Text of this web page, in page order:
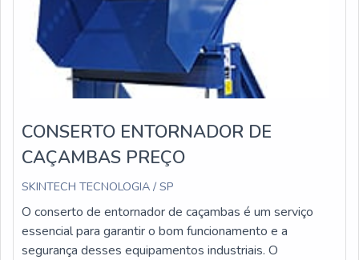
CONSERTO ENTORNADOR DE
CAÇAMBAS PREÇO
SKINTECH TECNOLOGIA / SP
O conserto de entornador de caçambas é um serviço
essencial para garantir o bom funcionamento e a
segurança desses equipamentos industriais. O